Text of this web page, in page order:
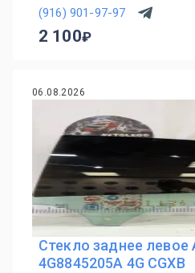
(916) 901-97-97
2 100
06.08.2026
Стекло заднее левое
4G8845205A 4G CGXB